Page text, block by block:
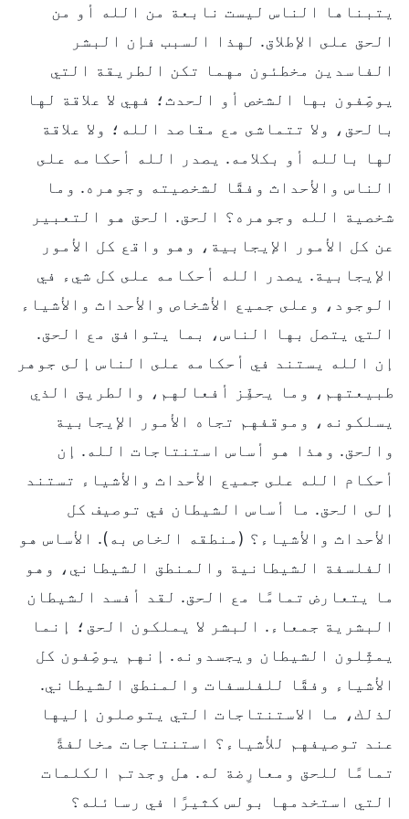
يتبناها الناس ليست نابعة من الله أو من
الحق على الإطلاق. لهذا السبب فإن البشر
الفاسدين مخطئون مهما تكن الطريقة التي
يوصِّفون بها الشخص أو الحدث؛ فهي لا علاقة لها
بالحق، ولا تتماشى مع مقاصد الله؛ ولا علاقة
لها بالله أو بكلامه. يصدر الله أحكامه على
الناس والأحداث وفقًا لشخصيته وجوهره. وما
شخصية الله وجوهره؟ الحق. الحق هو التعبير
عن كل الأمور الإيجابية، وهو واقع كل الأمور
الإيجابية. يصدر الله أحكامه على كل شيء في
الوجود، وعلى جميع الأشخاص والأحداث والأشياء
التي يتصل بها الناس، بما يتوافق مع الحق.
إن الله يستند في أحكامه على الناس إلى جوهر
طبيعتهم، وما يحفِّز أفعالهم، والطريق الذي
يسلكونه، وموقفهم تجاه الأمور الإيجابية
والحق. وهذا هو أساس استنتاجات الله. إن
أحكام الله على جميع الأحداث والأشياء تستند
إلى الحق. ما أساس الشيطان في توصيف كل
الأحداث والأشياء؟ (منطقه الخاص به). الأساس هو
الفلسفة الشيطانية والمنطق الشيطاني، وهو
ما يتعارض تمامًا مع الحق. لقد أفسد الشيطان
البشرية جمعاء. البشر لا يملكون الحق؛ إنما
يمثِّلون الشيطان ويجسدونه. إنهم يوصِّفون كل
الأشياء وفقًا للفلسفات والمنطق الشيطاني.
لذلك، ما الاستنتاجات التي يتوصلون إليها
عند توصيفهم للأشياء؟ استنتاجات مخالفةً
تمامًا للحق ومعارِضة له. هل وجدتم الكلمات
التي استخدمها بولس كثيرًا في رسائله؟